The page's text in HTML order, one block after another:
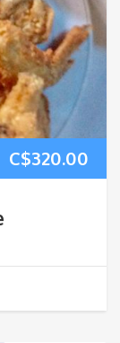
C$320.00